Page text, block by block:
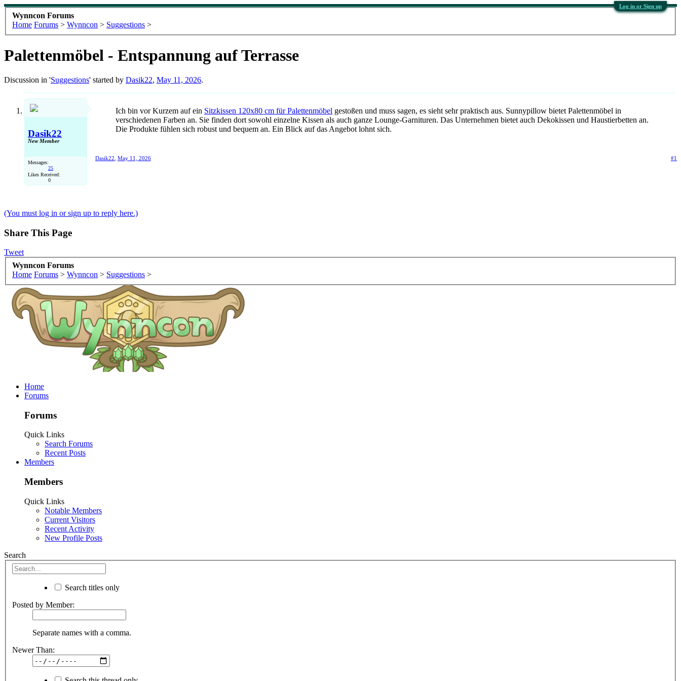
Log in or Sign up
Wynncon Forums
Home Forums > Wynncon > Suggestions >
Palettenmöbel - Entspannung auf Terrasse
Discussion in 'Suggestions' started by Dasik22, May 11, 2026.
Dasik22
New Member
Messages:
25
Likes Received:
0
Ich bin vor Kurzem auf ein Sitzkissen 120x80 cm für Palettenmöbel gestoßen und muss sagen, es sieht sehr praktisch aus. Sunnypillow bietet Palettenmöbel in
verschiedenen Farben an. Sie finden dort sowohl einzelne Kissen als auch ganze Lounge-Garnituren. Das Unternehmen bietet auch Dekokissen und Haustierbetten an.
Die Produkte fühlen sich robust und bequem an. Ein Blick auf das Angebot lohnt sich.
Dasik22, May 11, 2026 #1
(You must log in or sign up to reply here.)
Share This Page
Tweet
Wynncon Forums
Home Forums > Wynncon > Suggestions >
Home
Forums
Forums
Quick Links
Search Forums
Recent Posts
Members
Members
Quick Links
Notable Members
Current Visitors
Recent Activity
New Profile Posts
Search
Search titles only
Posted by Member:
Separate names with a comma.
Newer Than: